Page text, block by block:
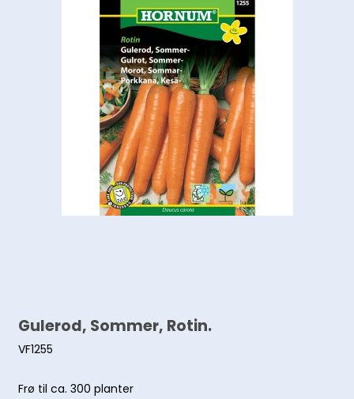
Gulerod, Sommer, Rotin.
VF1255
Frø til ca. 300 planter